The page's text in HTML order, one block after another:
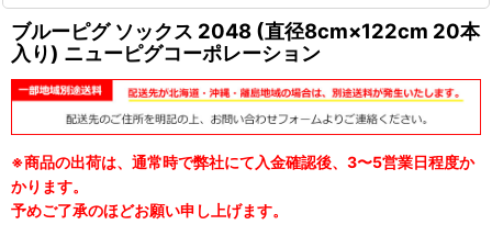
ブルーピグ ソックス 2048 (直径8cm×122cm 20本
入り) ニューピグコーポレーション
※商品の出荷は、通常時で弊社にて入金確認後、3〜5営業日程度か
かります。
予めご了承のほどお願い申し上げます。